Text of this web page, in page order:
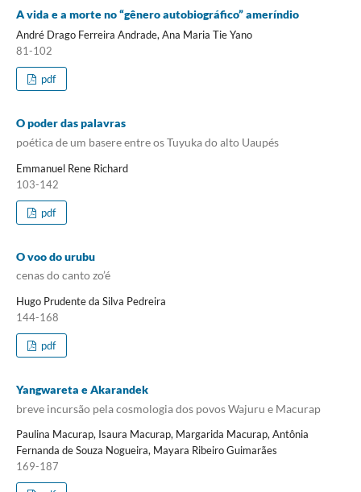
A vida e a morte no “gênero autobiográfico” ameríndio
André Drago Ferreira Andrade, Ana Maria Tie Yano
81-102
pdf
O poder das palavras
poética de um basere entre os Tuyuka do alto Uaupés
Emmanuel Rene Richard
103-142
pdf
O voo do urubu
cenas do canto zo’é
Hugo Prudente da Silva Pedreira
144-168
pdf
Yangwareta e Akarandek
breve incursão pela cosmologia dos povos Wajuru e Macurap
Paulina Macurap, Isaura Macurap, Margarida Macurap, Antônia
Fernanda de Souza Nogueira, Mayara Ribeiro Guimarães
169-187